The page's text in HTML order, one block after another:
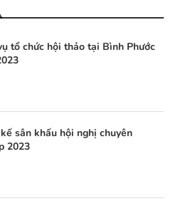
tổ chức hội thảo tại Bình Phước
sân khấu hội nghị chuyên
2023